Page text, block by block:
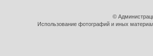
©
Использование фотографий и иных